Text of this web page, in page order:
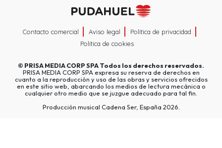
Contacto comercial Aviso legal
Política de privacidad
Política de cookies
© PRISA MEDIA CORP SPATodos los derechos reservados.
PRISA MEDIA CORP SPA expresa su reserva de derechos en
cuanto a la reproducción y uso de las obras y servicios ofrecidos
en este sitio web, abarcando los medios de lectura mecánica o
cualquier otro medio que se juzgue adecuado para tal fin.
Producción musical Cadena Ser, España 2026.